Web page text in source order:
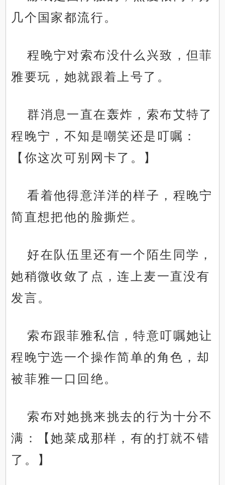
几个国家都流行。
程晚宁对索布没什么兴致，但菲
雅要玩，她就跟着上号了。
群消息一直在轰炸，索布艾特了
程晚宁，不知是嘲笑还是叮嘱：
【你这次可别网卡了。】
看着他得意洋洋的样子，程晚宁
简直想把他的脸撕烂。
好在队伍里还有一个陌生同学，
她稍微收敛了点，连上麦一直没有
发言。
索布跟菲雅私信，特意叮嘱她让
程晚宁选一个操作简单的角色，却
被菲雅一口回绝。
索布对她挑来挑去的行为十分不
满：【她菜成那样，有的打就不错
了。】